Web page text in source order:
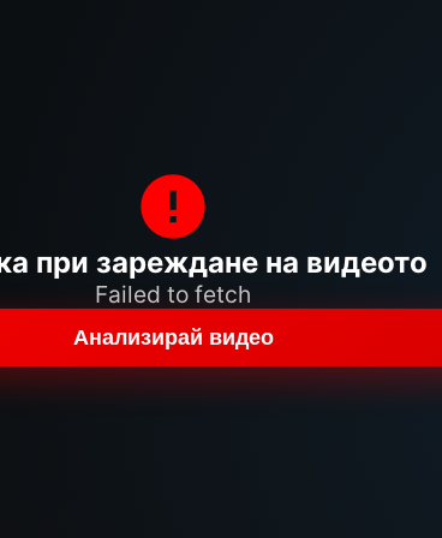
при зареждане на видеото
Failed to fetch
Анализирай видео